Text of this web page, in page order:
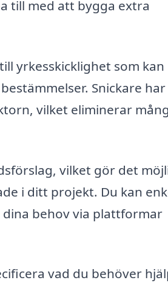
till med att bygga extra
yrkesskicklighet som kan
Snickare har
vilket eliminerar
vilket gör det
i ditt projekt. Du kan
behov via plattformar
vad du behöver